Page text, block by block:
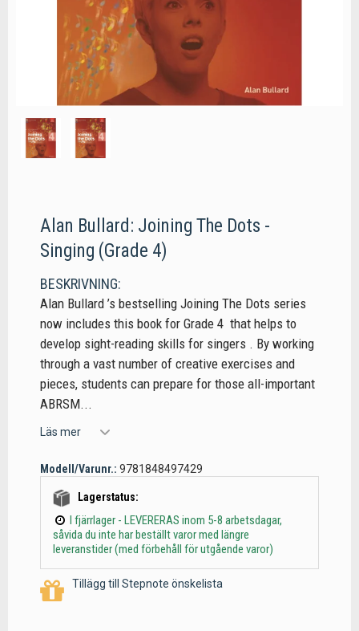
Alan Bullard: Joining The Dots -
Singing (Grade 4)
BESKRIVNING:
Alan Bullard ’s bestselling Joining The Dots series
now includes this book for Grade 4 that helps to
develop sight-reading skills for singers . By working
through a vast number of creative exercises and
pieces, students can prepare for those all-important
ABRSM...
Läs mer
Modell/Varunr.: 9781848497429
Lagerstatus:
I fjärrlager - LEVERERAS inom 5-8 arbetsdagar,
såvida du inte har beställt varor med längre
leveranstider (med förbehåll för utgående varor)
Tillägg till Stepnote önskelista